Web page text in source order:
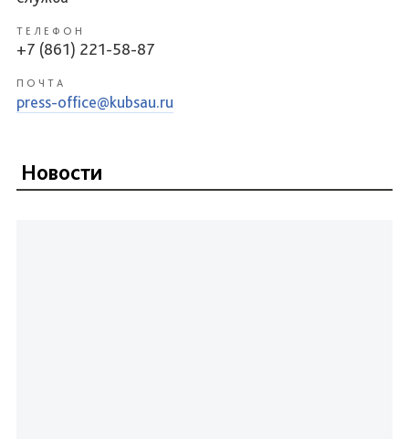
ТЕЛЕФОН
+7 (861) 221-58-87
ПОЧТА
press-office@kubsau.ru
Новости